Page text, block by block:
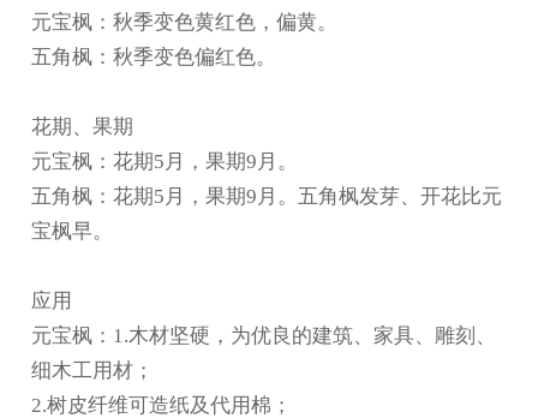
元宝枫：秋季变色黄红色，偏黄。
五角枫：秋季变色偏红色。
花期、果期
元宝枫：花期5月，果期9月。
五角枫：花期5月，果期9月。五角枫发芽、开花比元
宝枫早。
应用
元宝枫：1.木材坚硬，为优良的建筑、家具、雕刻、
细木工用材；
2.树皮纤维可造纸及代用棉；